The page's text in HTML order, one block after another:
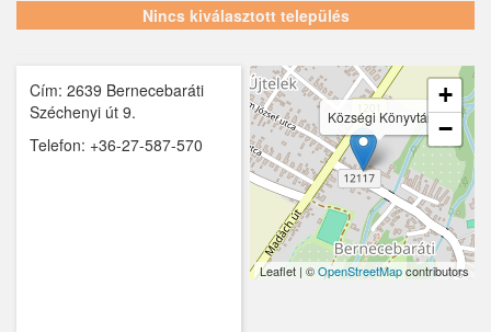
Galgamácsa
Hernád
Hévízgyörk
Nincs kiválasztott település
Cím: 2639 Bernecebaráti
Széchenyi út 9.
Telefon: +36-27-587-570
Községi Könyvtár
+
−
Leaflet | ©OpenStreetMapcontributors